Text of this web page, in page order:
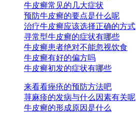
牛皮癣常见的几大症状
预防牛皮癣的要点是什么呢
治疗牛皮癣应该选择正确的方式
寻常型牛皮癣的症状有哪些
牛皮癣患者绝对不能忽视饮食
牛皮癣有好的偏方吗
牛皮癣初发的症状有哪些
来看看痤疮的预防方法吧
荨麻疹的发病与什么因素有关呢
牛皮癣的形成原因是什么